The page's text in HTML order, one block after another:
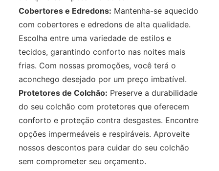
Cobertores e Edredons: Mantenha-se aquecido
com cobertores e edredons de alta qualidade.
Escolha entre uma variedade de estilos e
tecidos, garantindo conforto nas noites mais
frias. Com nossas promoções, você terá o
aconchego desejado por um preço imbatível.
Protetores de Colchão: Preserve a durabilidade
do seu colchão com protetores que oferecem
conforto e proteção contra desgastes. Encontre
opções impermeáveis e respiráveis. Aproveite
nossos descontos para cuidar do seu colchão
sem comprometer seu orçamento.